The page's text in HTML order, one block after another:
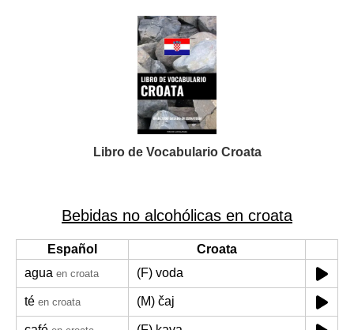
Libro de Vocabulario Croata
Bebidas no alcohólicas en croata
Español
Croata
agua en croata (F) voda
té en croata (M) čaj